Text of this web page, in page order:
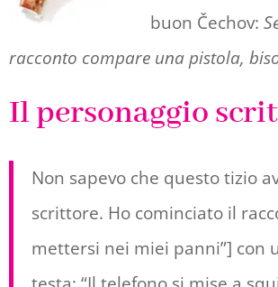
buon Čechov:
racconto compare una pistola,
Il personaggio
Non sapevo che questo tizio
scrittore. Ho cominciato il
mettersi nei miei panni”] con